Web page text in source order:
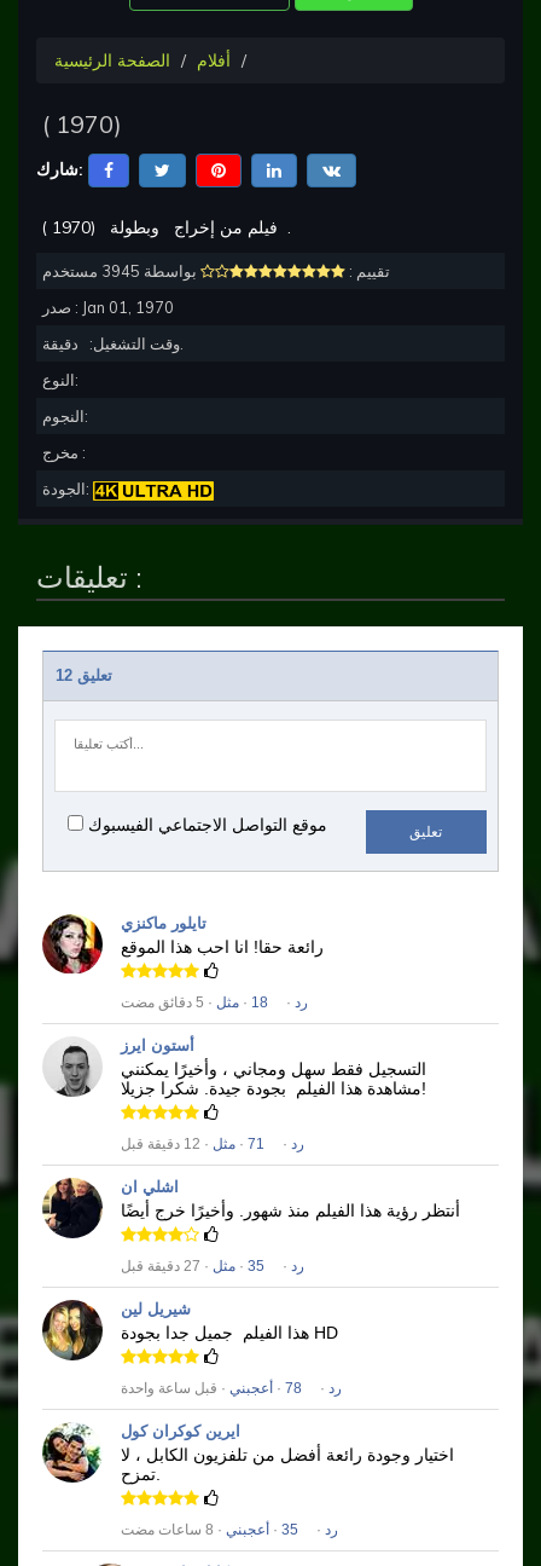
الصفحة الرئيسية أفلام
( 1970)
شارك:
( 1970) فيلم من إخراج .
تقييم :
بواسطة 3945 مستخدم
صدر : Jan 01, 1970
وقت التشغيل:
النوع:
النجوم:
مخرج :
الجودة:
تعليقات :
12 تعليق
موقع التواصل الاجتماعي الفيسبوك تعليق
تايلور ماكنزي
رائعة حقا! انا احب هذا الموقع
رد ·
18
· مثل · 5 دقائق مضت
أستون ايرز
التسجيل فقط سهل ومجاني ، وأخيرًا يمكنني
مشاهدة هذا الفيلم
بجودة جيدة. شكرا جزيلا!
رد ·
71
· مثل · 12 دقيقة قبل
اشلي ان
أنتظر رؤية هذا الفيلم منذ شهور. وأخيرًا خرج أيضًا
رد ·
35
· مثل · 27 دقيقة قبل
شيريل لين
هذا الفيلم جميل جدا بجودة HD
رد ·
78
· أعجبني · قبل ساعة واحدة
ايرين كوكران كول
اختيار وجودة رائعة أفضل من تلفزيون الكابل ، لا
تمزح.
رد ·
35
· أعجبني · 8 ساعات مضت